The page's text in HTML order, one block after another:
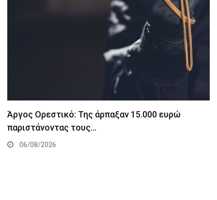
Άργος Ορεστικό: Της άρπαξαν 15.000 ευρώ
παριστάνοντας τους…
06/08/2026